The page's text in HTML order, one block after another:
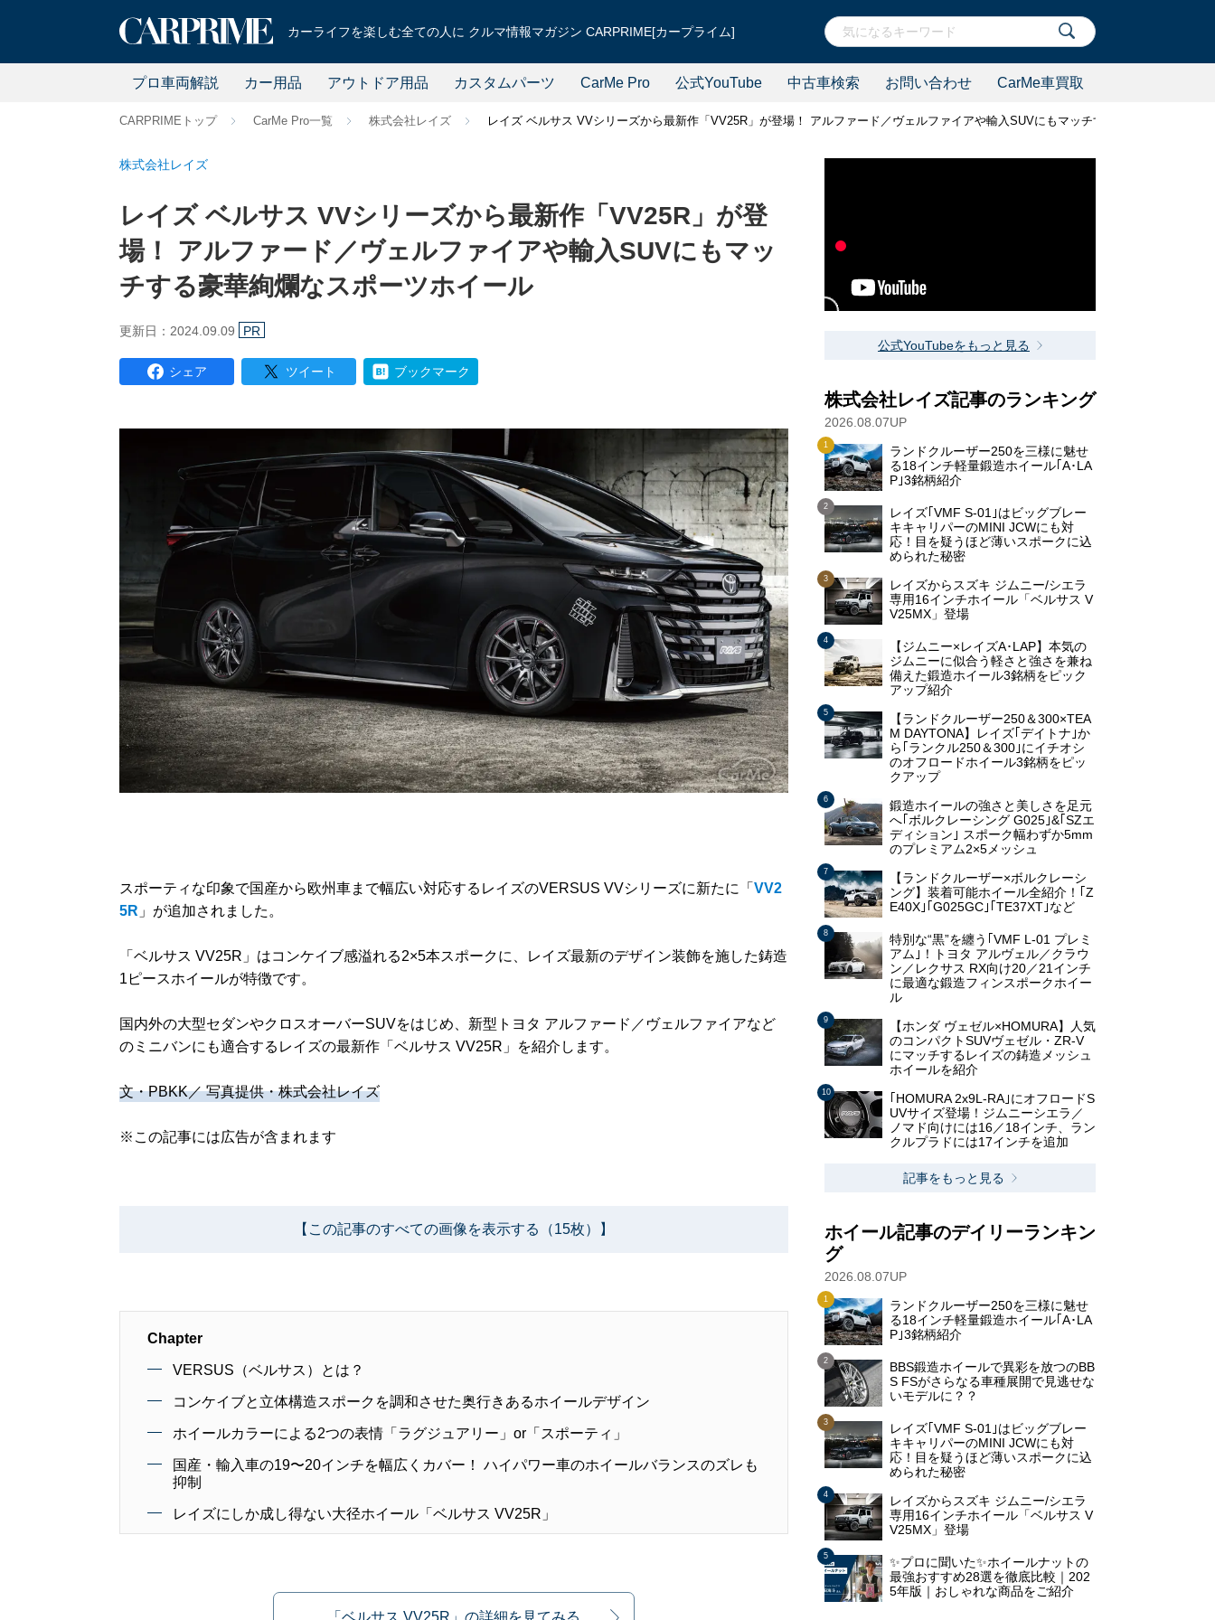
カーライフを楽しむ全ての人に クルマ情報マガジン CARPRIME[カープライム]
プロ車両解説 カー用品 アウトドア用品 カスタムパーツ CarMe Pro 公式YouTube 中古車検索 お問い合わせ CarMe車買取
CARPRIMEトップ CarMe Pro一覧 株式会社レイズ レイズ ベルサス VVシリーズから最新作「VV25R」が登場！ アルファード／ヴェルファイアや輸入SUVにもマッチする豪華絢爛なスポー
株式会社レイズ
レイズ ベルサス VVシリーズから最新作「VV25R」が登
場！ アルファード／ヴェルファイアや輸入SUVにもマッ
チする豪華絢爛なスポーツホイール
更新日：2024.09.09 PR
シェア ツイート ブックマーク
スポーティな印象で国産から欧州車まで幅広い対応するレイズのVERSUS VVシリーズに新たに「 VV2
5R 」が追加されました。
「ベルサス VV25R」はコンケイブ感溢れる2×5本スポークに、レイズ最新のデザイン装飾を施した鋳造
1ピースホイールが特徴です。
国内外の大型セダンやクロスオーバーSUVをはじめ、新型トヨタ アルファード／ヴェルファイアなど
のミニバンにも適合するレイズの最新作「ベルサス VV25R」を紹介します。
文・PBKK／ 写真提供・株式会社レイズ
※この記事には広告が含まれます
【この記事のすべての画像を表示する（15枚）】
Chapter
VERSUS（ベルサス）とは？
コンケイブと立体構造スポークを調和させた奥行きあるホイールデザイン
ホイールカラーによる2つの表情「ラグジュアリー」or「スポーティ」
国産・輸入車の19〜20インチを幅広くカバー！ ハイパワー車のホイールバランスのズレも
抑制
レイズにしか成し得ない大径ホイール「ベルサス VV25R」
「ベルサス VV25R」の詳細を見てみる
公式YouTubeをもっと見る
株式会社レイズ記事のランキング
2026.08.07UP
ランドクルーザー250を三様に魅せ
る18インチ軽量鍛造ホイール｢A･LA
P｣3銘柄紹介
レイズ｢VMF S-01｣はビッグブレー
キキャリパーのMINI JCWにも対
応！目を疑うほど薄いスポークに込
められた秘密
レイズからスズキ ジムニー/シエラ
専用16インチホイール「ベルサス V
V25MX」登場
【ジムニー×レイズA･LAP】本気の
ジムニーに似合う軽さと強さを兼ね
備えた鍛造ホイール3銘柄をピック
アップ紹介
【ランドクルーザー250＆300×TEA
M DAYTONA】レイズ｢デイトナ｣か
ら｢ランクル250＆300｣にイチオシ
のオフロードホイール3銘柄をピッ
クアップ
鍛造ホイールの強さと美しさを足元
へ｢ボルクレーシング G025｣&｢SZエ
ディション｣ スポーク幅わずか5mm
のプレミアム2×5メッシュ
【ランドクルーザー×ボルクレーシ
ング】装着可能ホイール全紹介！｢Z
E40X｣｢G025GC｣｢TE37XT｣など
特別な“黒”を纏う｢VMF L-01 プレミ
アム｣！トヨタ アルヴェル／クラウ
ン／レクサス RX向け20／21インチ
に最適な鍛造フィンスポークホイー
ル
【ホンダ ヴェゼル×HOMURA】人気
のコンパクトSUVヴェゼル・ZR-V
にマッチするレイズの鋳造メッシュ
ホイールを紹介
｢HOMURA 2x9L​​-RA｣にオフロードS
UVサイズ登場！ジムニーシエラ／
ノマド向けには16／18インチ、ラン
クルプラドには17インチを追加
記事をもっと見る
ホイール記事のデイリーランキン
グ
2026.08.07UP
ランドクルーザー250を三様に魅せ
る18インチ軽量鍛造ホイール｢A･LA
P｣3銘柄紹介
BBS鍛造ホイールで異彩を放つのBB
S FSがさらなる車種展開で見逃せな
いモデルに？？
レイズ｢VMF S-01｣はビッグブレー
キキャリパーのMINI JCWにも対
応！目を疑うほど薄いスポークに込
められた秘密
レイズからスズキ ジムニー/シエラ
専用16インチホイール「ベルサス V
V25MX」登場
✨プロに聞いた✨ホイールナットの
最強おすすめ28選を徹底比較｜202
5年版｜おしゃれな商品をご紹介